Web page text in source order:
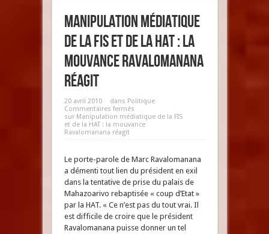
Manipulation médiatique
de la FIS et de la HAT : la
mouvance Ravalomanana
réagit
20 avril 2010 dans Politique
Commentaires fermés
sur Manipulation médiatique de la FIS
et de la HAT : la mouvance
Ravalomanana réagit
Le porte-parole de Marc Ravalomanana
a démenti tout lien du président en exil
dans la tentative de prise du palais de
Mahazoarivo rebaptisée « coup d’Etat »
par la HAT. « Ce n’est pas du tout vrai. Il
est difficile de croire que le président
Ravalomanana puisse donner un tel